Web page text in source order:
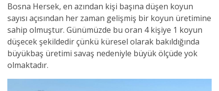
Bosna Hersek, en azından kişi başına düşen koyun
sayısı açısından her zaman gelişmiş bir koyun üretimine
sahip olmuştur. Günümüzde bu oran 4 kişiye 1 koyun
düşecek şekildedir çünkü küresel olarak bakıldığında
büyükbaş üretimi savaş nedeniyle büyük ölçüde yok
olmaktadır.